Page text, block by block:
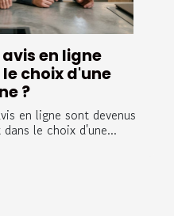
en ligne
choix d'une
?
en ligne sont devenus
le choix d'une...